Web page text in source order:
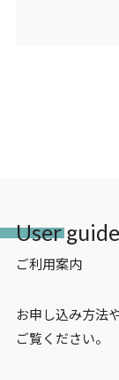
User guide
ご利用案内
お申し込み方法
ご覧ください。